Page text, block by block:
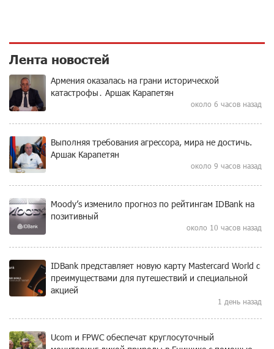
Лента новостей
Армения оказалась на грани исторической
катастрофы․ Аршак Карапетян
около 6 часов назад
Выполняя требования агрессора, мира не достичь.
Аршак Карапетян
около 9 часов назад
Moody’s изменило прогноз по рейтингам IDBank на
позитивный
около 10 часов назад
IDBank представляет новую карту Mastercard World с
преимуществами для путешествий и специальной
акцией
1 день назад
Ucom и FPWC обеспечат круглосуточный